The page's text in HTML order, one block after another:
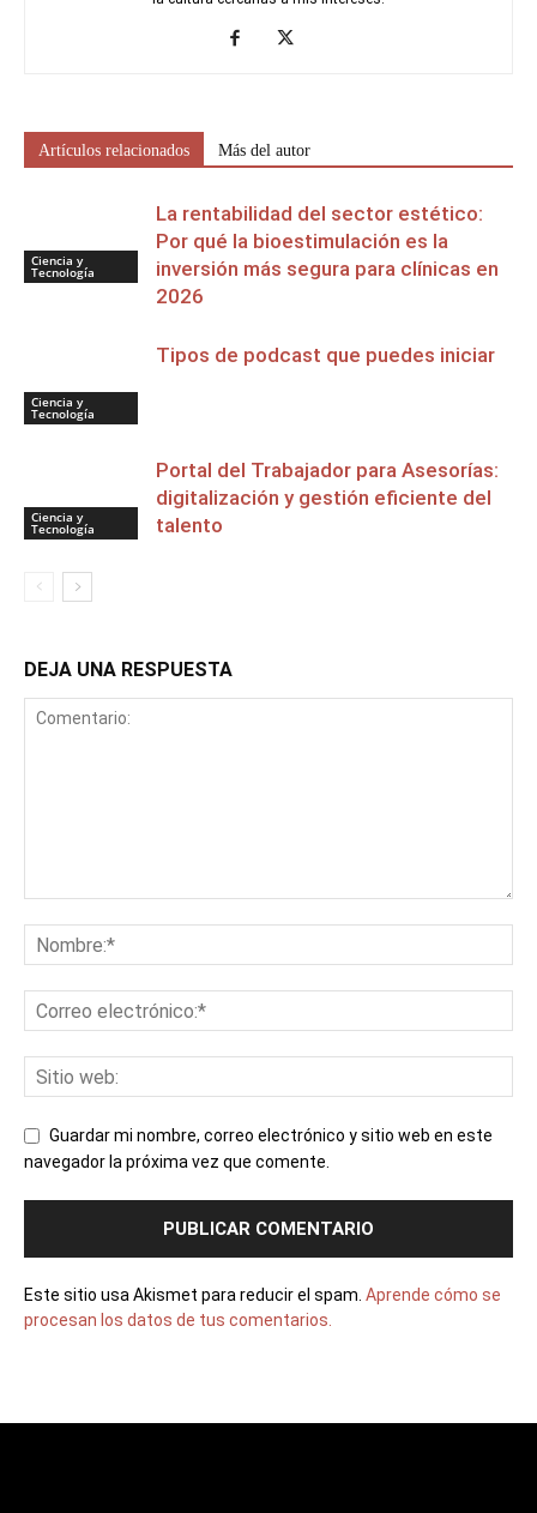
Artículos relacionados Más del autor
Ciencia y
Tecnología
La rentabilidad del sector estético:
Por qué la bioestimulación es la
inversión más segura para clínicas en
2026
Ciencia y
Tecnología
Tipos de podcast que puedes iniciar
Ciencia y
Tecnología
Portal del Trabajador para Asesorías:
digitalización y gestión eficiente del
talento
DEJA UNA RESPUESTA
Guardar mi nombre, correo electrónico y sitio web en este
navegador la próxima vez que comente.
Este sitio usa Akismet para reducir el spam. Aprende cómo se
procesan los datos de tus comentarios.